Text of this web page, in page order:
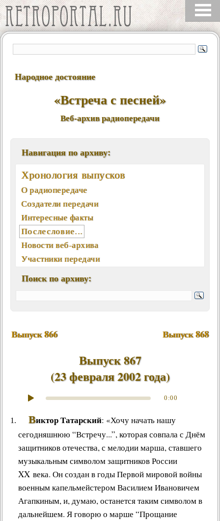
Народное достояние
«Встреча с песней»
Веб-архив радиопередачи
Навигация по архиву:
Хронология выпусков
О радиопередаче
Создатели передачи
Интересные факты
Послесловие...
Новости веб-архива
Участники передачи
Статьи, интервью, книги
Памятные даты августа
Песни, мелодии
Композиторы
Поэты
Ансамбли, оркестры, хоры
Из фонотеки «Встречи...»
Другие работы В.В.Татарского
Из архива «Радио России»
Предтеча «Встречи с песней»
Поиск по архиву:
Выпуск 866 Выпуск 868
Выпуск 867
(23 февраля 2002 года)
0:00
Виктор Татарский: «Хочу начать нашу
сегодняшнюю “Встречу...”, которая совпала с Днём
защитников отечества, с мелодии марша, ставшего
музыкальным символом защитников России
XX века. Он создан в годы Первой мировой войны
военным капельмейстером Василием Ивановичем
Агапкиным, и, думаю, останется таким символом в
дальнейшем. Я говорю о марше “Прощание